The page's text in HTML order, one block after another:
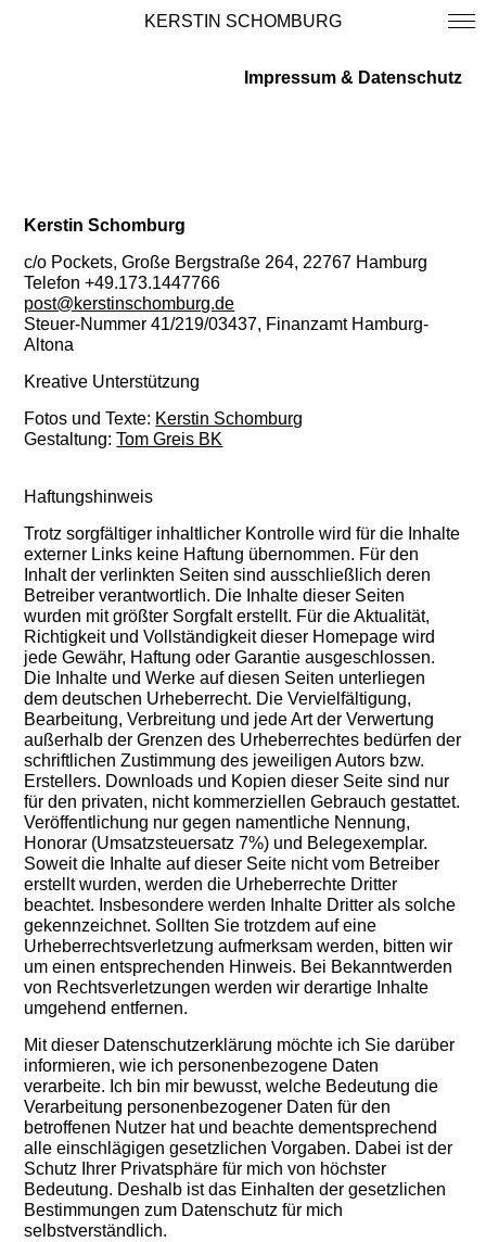
KERSTIN SCHOMBURG
Impressum & Datenschutz
Kerstin Schomburg
c/o Pockets, Große Bergstraße 264, 22767 Hamburg
Telefon +49.173.1447766
post@kerstinschomburg.de
Steuer-Nummer 41/219/03437, Finanzamt Hamburg-
Altona
Kreative Unterstützung
Fotos und Texte: Kerstin Schomburg
Gestaltung:Tom Greis BK
Haftungshinweis
Trotz sorgfältiger inhaltlicher Kontrolle wird für die Inhalte
externer Links keine Haftung übernommen. Für den
Inhalt der verlinkten Seiten sind ausschließlich deren
Betreiber verantwortlich. Die Inhalte dieser Seiten
wurden mit größter Sorgfalt erstellt. Für die Aktualität,
Richtigkeit und Vollständigkeit dieser Homepage wird
jede Gewähr, Haftung oder Garantie ausgeschlossen.
Die Inhalte und Werke auf diesen Seiten unterliegen
dem deutschen Urheberrecht. Die Vervielfältigung,
Bearbeitung, Verbreitung und jede Art der Verwertung
außerhalb der Grenzen des Urheberrechtes bedürfen der
schriftlichen Zustimmung des jeweiligen Autors bzw.
Erstellers. Downloads und Kopien dieser Seite sind nur
für den privaten, nicht kommerziellen Gebrauch gestattet.
Veröffentlichung nur gegen namentliche Nennung,
Honorar (Umsatzsteuersatz 7%) und Belegexemplar.
Soweit die Inhalte auf dieser Seite nicht vom Betreiber
erstellt wurden, werden die Urheberrechte Dritter
beachtet. Insbesondere werden Inhalte Dritter als solche
gekennzeichnet. Sollten Sie trotzdem auf eine
Urheberrechtsverletzung aufmerksam werden, bitten wir
um einen entsprechenden Hinweis. Bei Bekanntwerden
von Rechtsverletzungen werden wir derartige Inhalte
umgehend entfernen.
Mit dieser Datenschutzerklärung möchte ich Sie darüber
informieren, wie ich personenbezogene Daten
verarbeite. Ich bin mir bewusst, welche Bedeutung die
Verarbeitung personenbezogener Daten für den
betroffenen Nutzer hat und beachte dementsprechend
alle einschlägigen gesetzlichen Vorgaben. Dabei ist der
Schutz Ihrer Privatsphäre für mich von höchster
Bedeutung. Deshalb ist das Einhalten der gesetzlichen
Bestimmungen zum Datenschutz für mich
selbstverständlich.